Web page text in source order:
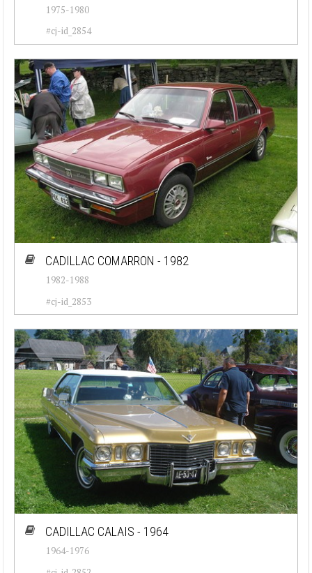
1975-1980
#cj-id_2854
CADILLAC COMARRON - 1982
1982-1988
#cj-id_2853
CADILLAC CALAIS - 1964
1964-1976